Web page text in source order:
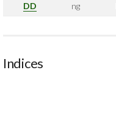
DD
ng
Indices